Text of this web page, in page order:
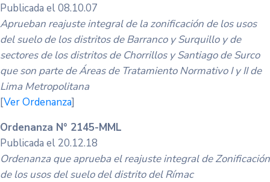
Publicada el 08.10.07
Aprueban reajuste integral de la zonificación de los usos
del suelo de los distritos de Barranco y Surquillo y de
sectores de los distritos de Chorrillos y Santiago de Surco
que son parte de Áreas de Tratamiento Normativo I y II de
Lima Metropolitana
[Ver Ordenanza]
Ordenanza N° 2145-MML
Publicada el 20.12.18
Ordenanza que aprueba el reajuste integral de Zonificación
de los usos del suelo del distrito del Rímac